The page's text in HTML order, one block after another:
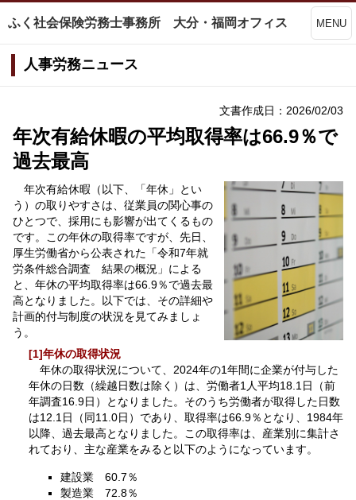
ふく社会保険労務士事務所 大分・福岡オフィス MENU
人事労務ニュース
文書作成日：2026/02/03
年次有給休暇の平均取得率は66.9％で
過去最高
年次有給休暇（以下、「年休」とい
う）の取りやすさは、従業員の関心事の
ひとつで、採用にも影響が出てくるもの
です。この年休の取得率ですが、先日、
厚生労働省から公表された「令和7年就
労条件総合調査 結果の概況」による
と、年休の平均取得率は66.9％で過去最
高となりました。以下では、その詳細や
計画的付与制度の状況を見てみましょ
う。
[1]年休の取得状況
年休の取得状況について、2024年の1年間に企業が付与した
年休の日数（繰越日数は除く）は、労働者1人平均18.1日（前
年調査16.9日）となりました。そのうち労働者が取得した日数
は12.1日（同11.0日）であり、取得率は66.9％となり、1984年
以降、過去最高となりました。この取得率は、産業別に集計さ
れており、主な産業をみると以下のようになっています。
建設業 60.7％
製造業 72.8％